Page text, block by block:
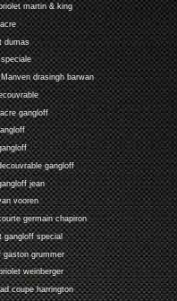
martin & king
dumas
drasingh barwan
gangloff
gangloff
jean
vooren
germain chapiron
gangloff special
gaston grummer
weinberger
coupe harrington